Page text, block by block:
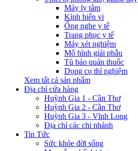
Máy ly tâm
Kính hiển vi
Ống nghe y tế
Trang phục y tế
Máy xét nghiệm
Mô hình giải phẫu
Tủ bảo quản thuốc
Dụng cụ thí nghiệm
Xem tất cả sản phẩm
Địa chỉ cửa hàng
Huỳnh Gia 1 - Cần Thơ
Huỳnh Gia 2 - Cần Thơ
Huỳnh Gia 3 - Vĩnh Long
Địa chỉ các chi nhánh
Tin Tức
Sức khỏe đời sống